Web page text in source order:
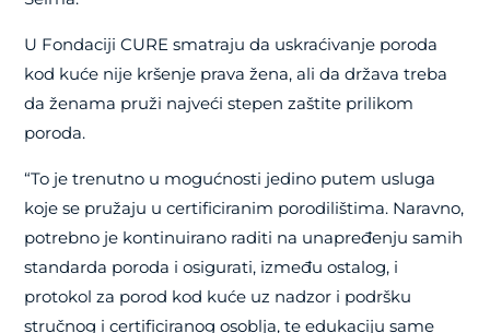
U Fondaciji CURE smatraju da uskraćivanje poroda
kod kuće nije kršenje prava žena, ali da država treba
da ženama pruži najveći stepen zaštite prilikom
poroda.
“To je trenutno u mogućnosti jedino putem usluga
koje se pružaju u certificiranim porodilištima. Naravno,
potrebno je kontinuirano raditi na unapređenju samih
standarda poroda i osigurati, između ostalog, i
protokol za porod kod kuće uz nadzor i podršku
stručnog i certificiranog osoblja, te edukaciju same